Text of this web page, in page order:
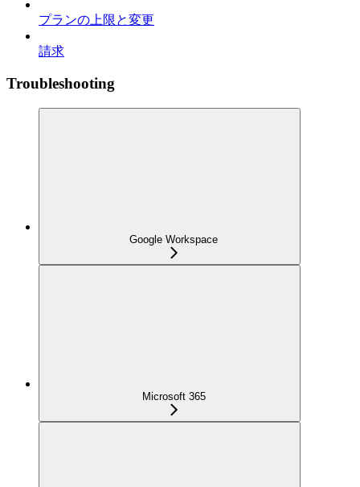
プランの上限と変更
請求
Troubleshooting
Google Workspace
Microsoft 365